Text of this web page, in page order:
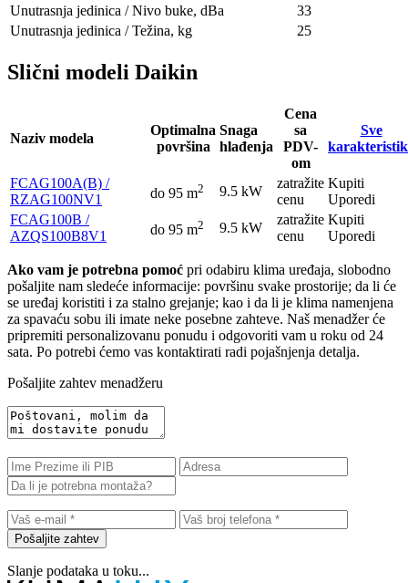
Unutrasnja jedinica / Nivo buke, dBa
33
Unutrasnja jedinica / Težina, kg
25
Slični modeli Daikin
Naziv modela
Optimalna
površina
Snaga
hlađenja
Cena
sa
PDV-
om
Sve
FCAG100A(B) /
RZAG100NV1
do 95 m2 9.5 kW
zatražite
cenu
Kupiti
Uporedi
FCAG100B /
AZQS100B8V1
do 95 m2 9.5 kW
zatražite
cenu
Kupiti
Uporedi
Ako vam je potrebna pomoć pri odabiru klima uređaja, slobodno
pošaljite nam sledeće informacije: površinu svake prostorije; da li će
se uređaj koristiti i za stalno grejanje; kao i da li je klima namenjena
za spavaću sobu ili imate neke posebne zahteve. Naš menadžer će
pripremiti personalizovanu ponudu i odgovoriti vam u roku od 24
sata. Po potrebi ćemo vas kontaktirati radi pojašnjenja detalja.
Pošaljite zahtev menadžeru
Pošaljite zahtev
Slanje podataka u toku...